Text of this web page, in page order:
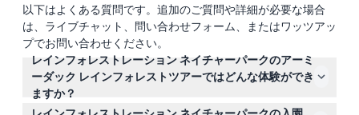
以下はよくある質問です。追加のご質問や詳細が必要な場合
は、ライブチャット、問い合わせフォーム、またはワッツアッ
プでお問い合わせください。
レインフォレストレーション ネイチャーパークのアーミ
ーダック レインフォレストツアーではどんな体験ができ
ますか？
第二次世界大戦のアーミーダック車両で45分間の水陸両